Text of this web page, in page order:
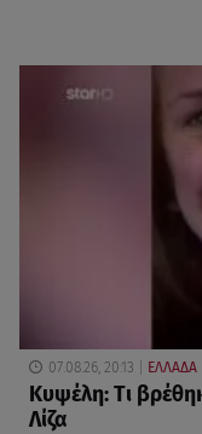
07.08.26, 20:13 ΕΛΛΑΔΑ
Κυψέλη: Tι
Λίζα